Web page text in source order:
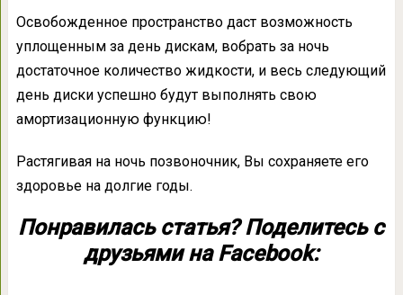
Освобожденное пространство даст возможность
уплощенным за день дискам, вобрать за ночь
достаточное количество жидкости, и весь следующий
день диски успешно будут выполнять свою
амортизационную функцию!
Растягивая на ночь позвоночник, Вы сохраняете его
здоровье на долгие годы.
Понравилась статья? Поделитесь с
друзьями на Facebook: